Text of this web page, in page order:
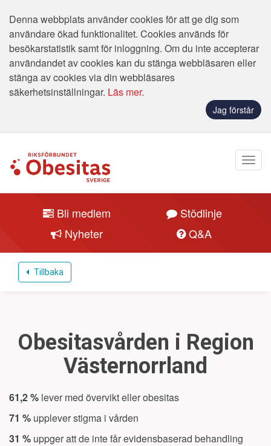
Denna webbplats använder cookies för att ge dig som
användare ökad funktionalitet. Cookies används för
besökarstatistik samt för inloggning. Om du inte accepterar
användandet av cookies kan du stänga webbläsaren eller
stänga av cookies via din webbläsares
säkerhetsinställningar. Läs mer.
Jag förstår
Bli medlem
Stödlinje
Nyheter
Q&A
Tillbaka
Obesitasvården i Region
Västernorrland
61,2 % lever med övervikt eller obesitas
71 % upplever stigma i vården
31 % uppger att de inte får evidensbaserad behandling